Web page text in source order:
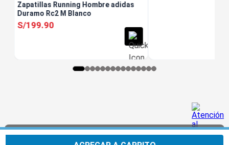
Usamos cookies para mejorar tu experiencia. Al
continuar navegando, aceptas nuestra Política
Zapatillas Running Hombre adidas
Duramo Rc2 M Blanco
S/199.90